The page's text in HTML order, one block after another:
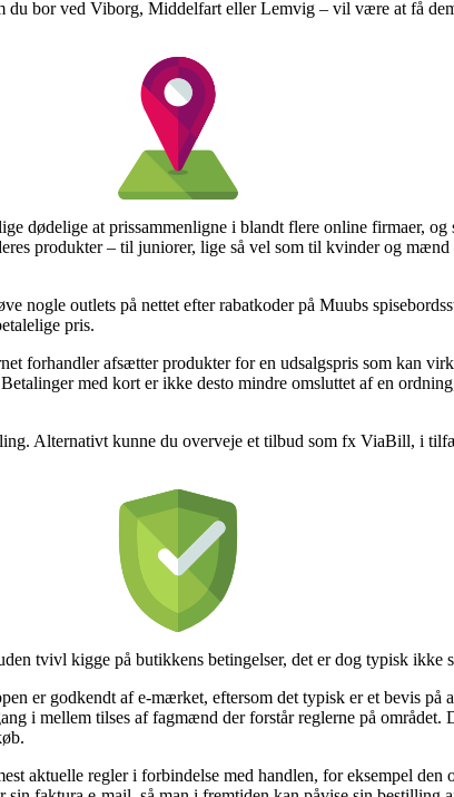
du bor ved Viborg, Middelfart eller Lemvig – vil være at få
dødelige at prissammenligne i blandt flere online firmaer,
produkter – til juniorer, lige så vel som til kvinder og
nogle outlets på nettet efter rabatkoder på Muubs
pris.
forhandler afsætter produkter for en udsalgspris som kan
med kort er ikke desto mindre omsluttet af en
Alternativt kunne du overveje et tilbud som fx ViaBill, i
tvivl kigge på butikkens betingelser, det er dog typisk ikke
er godkendt af e-mærket, eftersom det typisk er et bevis på
i mellem tilses af fagmænd der forstår reglerne på området.
aktuelle regler i forbindelse med handlen, for eksempel